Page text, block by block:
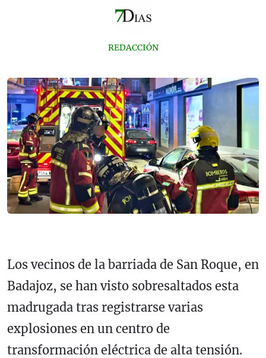
REDACCIÓN
Los vecinos de la barriada de San Roque, en
Badajoz, se han visto sobresaltados esta
madrugada tras registrarse varias
explosiones en un centro de
transformación eléctrica de alta tensión.